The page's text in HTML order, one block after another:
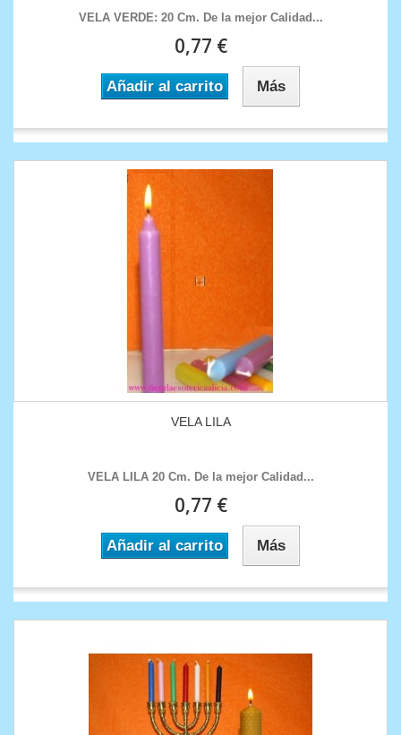
VELA VERDE : 20 Cm. De la mejor Calidad...
0,77 €
Añadir al carrito Más
VELA LILA
VELA LILA 20 Cm. De la mejor Calidad.. .
0,77 €
Añadir al carrito Más